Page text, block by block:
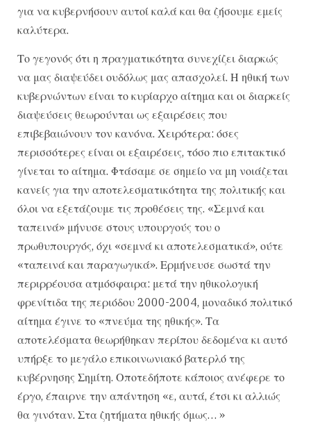
για να κυβερνήσουν αυτοί καλά και θα ζήσουμε εμείς
καλύτερα.
Το γεγονός ότι η πραγματικότητα συνεχίζει διαρκώς
να μας διαψεύδει ουδόλως μας απασχολεί. Η ηθική των
κυβερνώντων είναι το κυρίαρχο αίτημα και οι διαρκείς
διαψεύσεις θεωρούνται ως εξαιρέσεις που
επιβεβαιώνουν τον κανόνα. Χειρότερα: όσες
περισσότερες είναι οι εξαιρέσεις, τόσο πιο επιτακτικό
γίνεται το αίτημα. Φτάσαμε σε σημείο να μη νοιάζεται
κανείς για την αποτελεσματικότητα της πολιτικής και
όλοι να εξετάζουμε τις προθέσεις της. «Σεμνά και
ταπεινά» μήνυσε στους υπουργούς του ο
πρωθυπουργός, όχι «σεμνά κι αποτελεσματικά», ούτε
«ταπεινά και παραγωγικά». Ερμήνευσε σωστά την
περιρρέουσα ατμόσφαιρα: μετά την ηθικολογική
φρενίτιδα της περιόδου 2000-2004, μοναδικό πολιτικό
αίτημα έγινε το «πνεύμα της ηθικής». Τα
αποτελέσματα θεωρήθηκαν περίπου δεδομένα κι αυτό
υπήρξε το μεγάλο επικοινωνιακό βατερλό της
κυβέρνησης Σημίτη. Οποτεδήποτε κάποιος ανέφερε το
έργο, έπαιρνε την απάντηση «ε, αυτά, έτσι κι αλλιώς
θα γινόταν. Στα ζητήματα ηθικής όμως… »